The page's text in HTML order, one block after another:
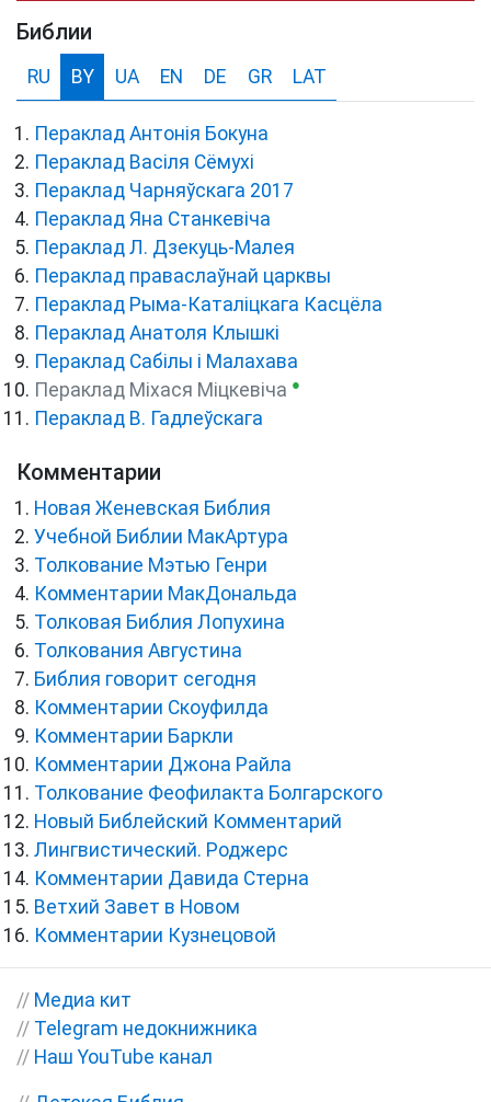
Библии
RU BY UA EN DE GR LAT
Пераклад Антонія Бокуна
Пераклад Васіля Сёмухі
Пераклад Чарняўскага 2017
Пераклад Яна Станкевіча
Пераклад Л. Дзекуць-Малея
Пераклад праваслаўнай царквы
Пераклад Рыма-Каталіцкага Касцёла
Пераклад Анатоля Клышкi
Пераклад Сабілы і Малахава
Пераклад Міхася Міцкевіча ●
Пераклад В. Гадлеўскага
Комментарии
Новая Женевская Библия
Учебной Библии МакАртура
Толкование Мэтью Генри
Комментарии МакДональда
Толковая Библия Лопухина
Толкования Августина
Библия говорит сегодня
Комментарии Скоуфилда
Комментарии Баркли
Комментарии Джона Райла
Толкование Феофилакта Болгарского
Новый Библейский Комментарий
Лингвистический. Роджерс
Комментарии Давида Стерна
Ветхий Завет в Новом
Комментарии Кузнецовой
// Медиа кит
// Telegram недокнижника
// Наш YouTube канал